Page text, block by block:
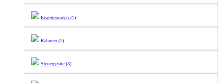
Erweiterungen (1)
Rahmen (7)
Steuergeräte (3)